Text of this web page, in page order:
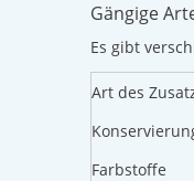
Gängige
Es gibt
Art des
Farbstoffe